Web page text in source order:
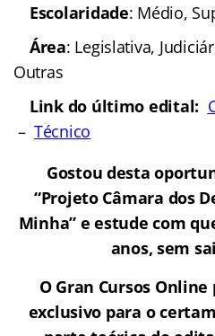
Escolaridade: Médio,
Área: Legislativa,
Outras
Link do último edital:
– Técnico
Gostou desta
“Projeto Câmara dos
Minha” e estude com
anos, sem
O Gran Cursos
exclusivo para o